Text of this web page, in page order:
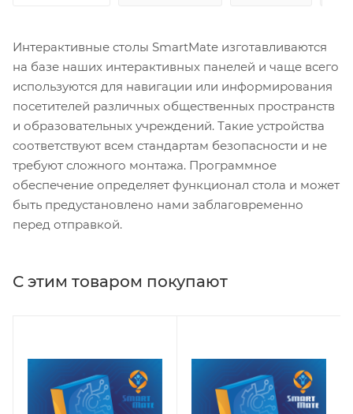
Интерактивные столы SmartMate изготавливаются
на базе наших интерактивных панелей и чаще всего
используются для навигации или информирования
посетителей различных общественных пространств
и образовательных учреждений. Такие устройства
соответствуют всем стандартам безопасности и не
требуют сложного монтажа. Программное
обеспечение определяет функционал стола и может
быть предустановлено нами заблаговременно
перед отправкой.
С этим товаром покупают